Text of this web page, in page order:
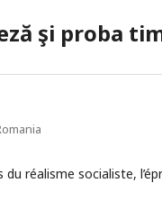
şi proba
réalisme socialiste,